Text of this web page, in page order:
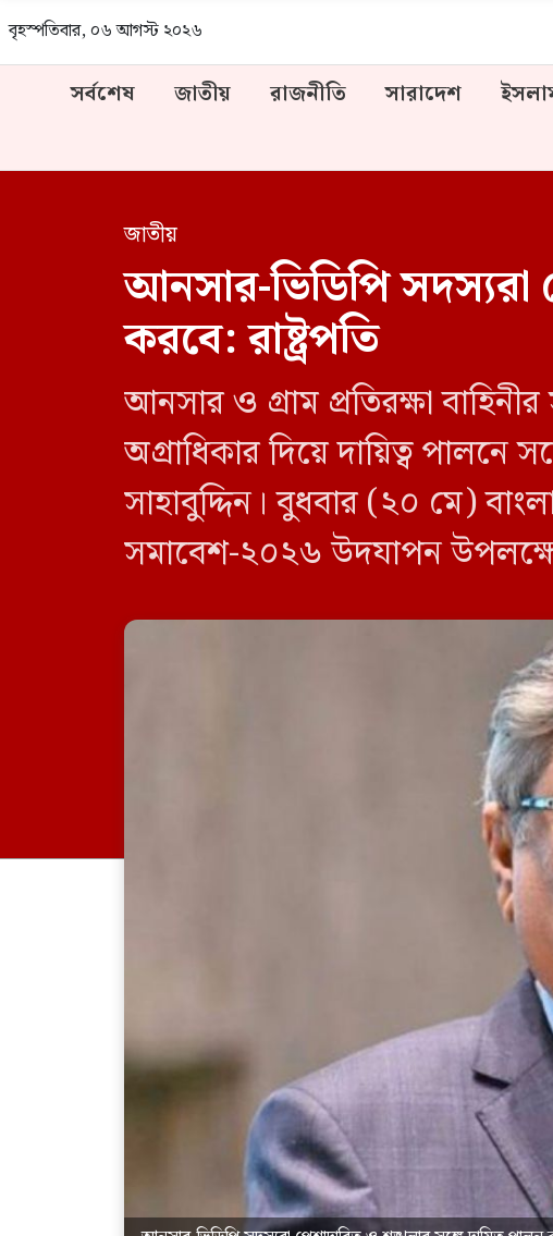
বৃহস্পতিবার, ০৬ আগস্ট ২০২৬
সর্বশেষ জাতীয় রাজনীতি সারাদেশ
জাতীয়
আনসার-ভিডিপি সদস্যরা
করবে: রাষ্ট্রপতি
আনসার ও গ্রাম প্রতিরক্ষা
অগ্রাধিকার দিয়ে দায়িত্ব পালনে
সাহাবুদ্দিন। বুধবার (২০ মে)
সমাবেশ-২০২৬ উদযাপন